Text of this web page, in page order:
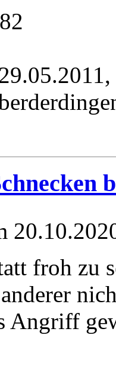
froh zu
Angriff